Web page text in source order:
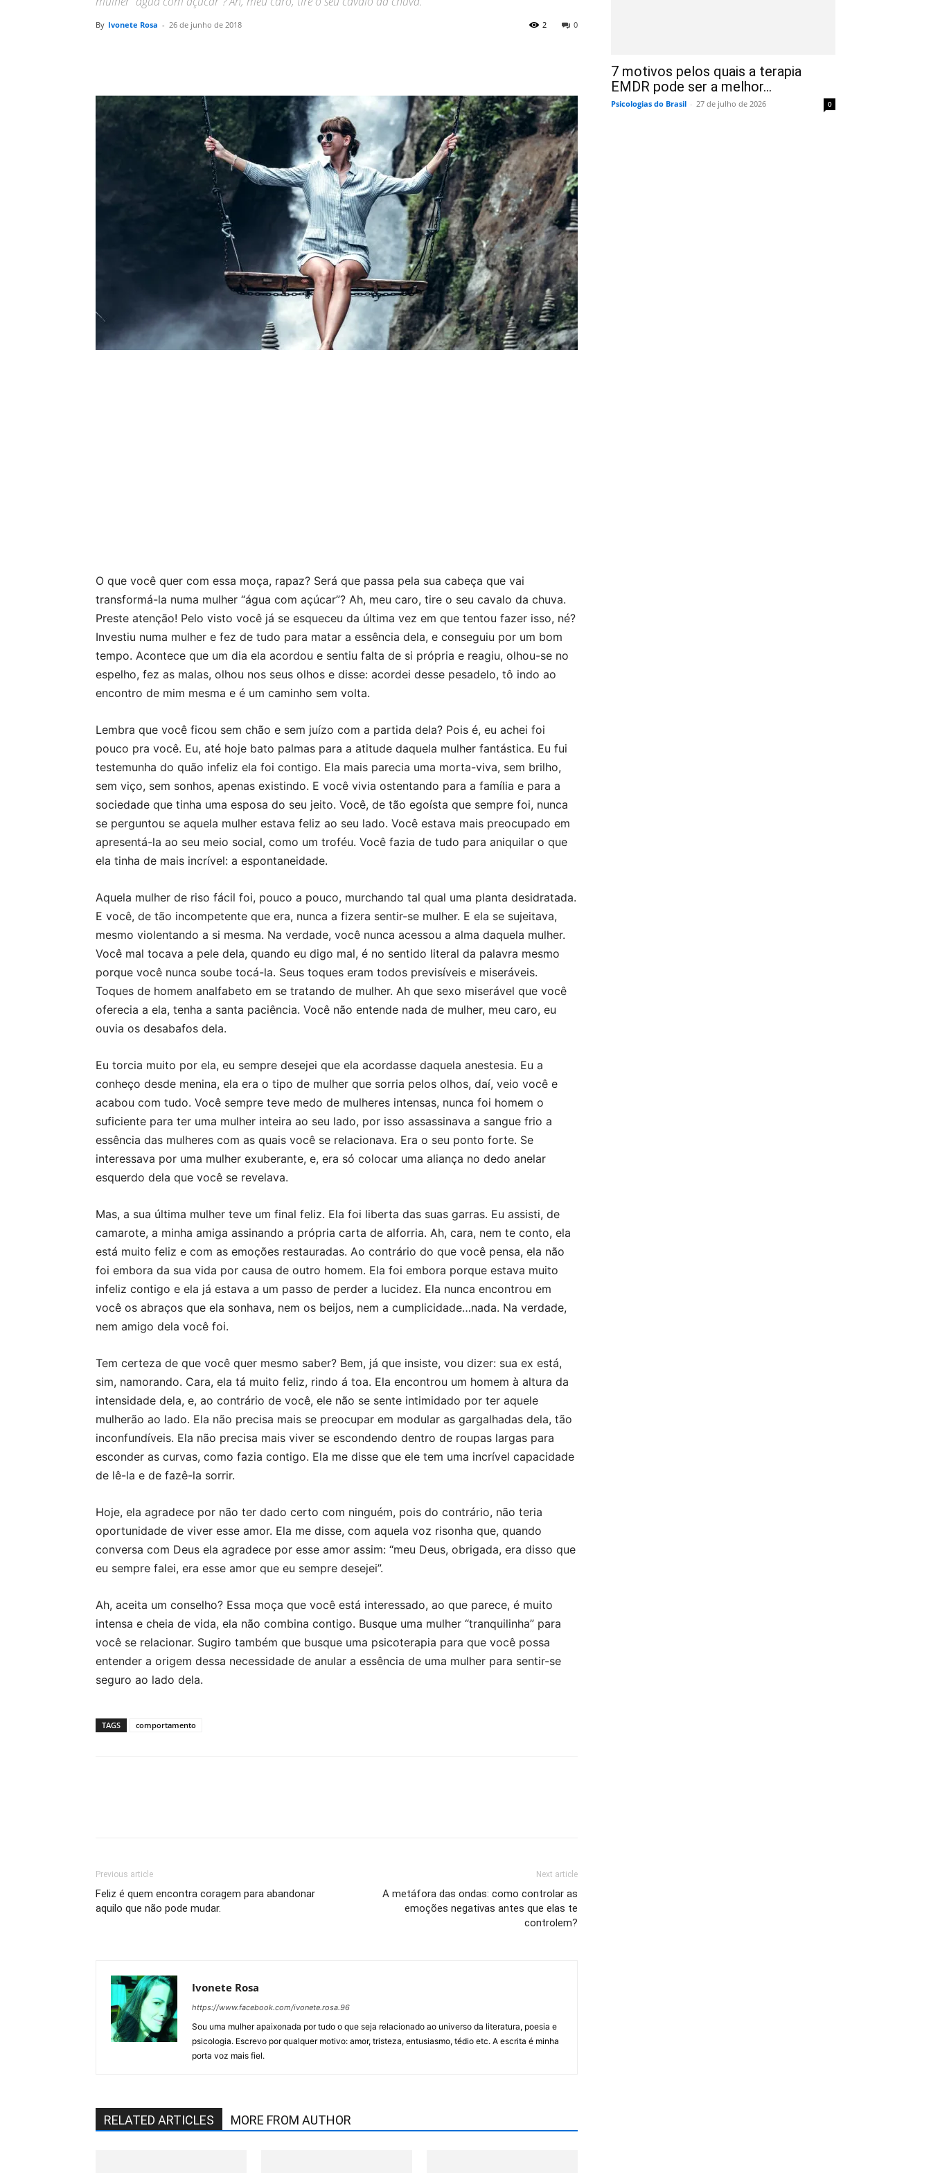
By Ivonete Rosa - 26 de junho de 2018 0
2
O que você quer com essa moça, rapaz? Será que passa pela sua cabeça que vai
transformá-la numa mulher “água com açúcar”? Ah, meu caro, tire o seu cavalo da chuva.
Preste atenção! Pelo visto você já se esqueceu da última vez em que tentou fazer isso, né?
Investiu numa mulher e fez de tudo para matar a essência dela, e conseguiu por um bom
tempo. Acontece que um dia ela acordou e sentiu falta de si própria e reagiu, olhou-se no
espelho, fez as malas, olhou nos seus olhos e disse: acordei desse pesadelo, tô indo ao
encontro de mim mesma e é um caminho sem volta.
Lembra que você ficou sem chão e sem juízo com a partida dela? Pois é, eu achei foi
pouco pra você. Eu, até hoje bato palmas para a atitude daquela mulher fantástica. Eu fui
testemunha do quão infeliz ela foi contigo. Ela mais parecia uma morta-viva, sem brilho,
sem viço, sem sonhos, apenas existindo. E você vivia ostentando para a família e para a
sociedade que tinha uma esposa do seu jeito. Você, de tão egoísta que sempre foi, nunca
se perguntou se aquela mulher estava feliz ao seu lado. Você estava mais preocupado em
apresentá-la ao seu meio social, como um troféu. Você fazia de tudo para aniquilar o que
ela tinha de mais incrível: a espontaneidade.
Aquela mulher de riso fácil foi, pouco a pouco, murchando tal qual uma planta desidratada.
E você, de tão incompetente que era, nunca a fizera sentir-se mulher. E ela se sujeitava,
mesmo violentando a si mesma. Na verdade, você nunca acessou a alma daquela mulher.
Você mal tocava a pele dela, quando eu digo mal, é no sentido literal da palavra mesmo
porque você nunca soube tocá-la. Seus toques eram todos previsíveis e miseráveis.
Toques de homem analfabeto em se tratando de mulher. Ah que sexo miserável que você
oferecia a ela, tenha a santa paciência. Você não entende nada de mulher, meu caro, eu
ouvia os desabafos dela.
Eu torcia muito por ela, eu sempre desejei que ela acordasse daquela anestesia. Eu a
conheço desde menina, ela era o tipo de mulher que sorria pelos olhos, daí, veio você e
acabou com tudo. Você sempre teve medo de mulheres intensas, nunca foi homem o
suficiente para ter uma mulher inteira ao seu lado, por isso assassinava a sangue frio a
essência das mulheres com as quais você se relacionava. Era o seu ponto forte. Se
interessava por uma mulher exuberante, e, era só colocar uma aliança no dedo anelar
esquerdo dela que você se revelava.
Mas, a sua última mulher teve um final feliz. Ela foi liberta das suas garras. Eu assisti, de
camarote, a minha amiga assinando a própria carta de alforria. Ah, cara, nem te conto, ela
está muito feliz e com as emoções restauradas. Ao contrário do que você pensa, ela não
foi embora da sua vida por causa de outro homem. Ela foi embora porque estava muito
infeliz contigo e ela já estava a um passo de perder a lucidez. Ela nunca encontrou em
você os abraços que ela sonhava, nem os beijos, nem a cumplicidade…nada. Na verdade,
nem amigo dela você foi.
Tem certeza de que você quer mesmo saber? Bem, já que insiste, vou dizer: sua ex está,
sim, namorando. Cara, ela tá muito feliz, rindo á toa. Ela encontrou um homem à altura da
intensidade dela, e, ao contrário de você, ele não se sente intimidado por ter aquele
mulherão ao lado. Ela não precisa mais se preocupar em modular as gargalhadas dela, tão
inconfundíveis. Ela não precisa mais viver se escondendo dentro de roupas largas para
esconder as curvas, como fazia contigo. Ela me disse que ele tem uma incrível capacidade
de lê-la e de fazê-la sorrir.
Hoje, ela agradece por não ter dado certo com ninguém, pois do contrário, não teria
oportunidade de viver esse amor. Ela me disse, com aquela voz risonha que, quando
conversa com Deus ela agradece por esse amor assim: “meu Deus, obrigada, era disso que
eu sempre falei, era esse amor que eu sempre desejei”.
Ah, aceita um conselho? Essa moça que você está interessado, ao que parece, é muito
intensa e cheia de vida, ela não combina contigo. Busque uma mulher “tranquilinha” para
você se relacionar. Sugiro também que busque uma psicoterapia para que você possa
entender a origem dessa necessidade de anular a essência de uma mulher para sentir-se
seguro ao lado dela.
TAGS comportamento
Previous article
Feliz é quem encontra coragem para abandonar
aquilo que não pode mudar.
Next article
A metáfora das ondas: como controlar as
emoções negativas antes que elas te
controlem?
Ivonete Rosa
https://www.facebook.com/ivonete.rosa.96
Sou uma mulher apaixonada por tudo o que seja relacionado ao universo da literatura, poesia e
psicologia. Escrevo por qualquer motivo: amor, tristeza, entusiasmo, tédio etc. A escrita é minha
porta voz mais fiel.
RELATED ARTICLES MORE FROM AUTHOR
7 motivos pelos quais a terapia
EMDR pode ser a melhor...
Psicologias do Brasil - 27 de julho de 2026 0